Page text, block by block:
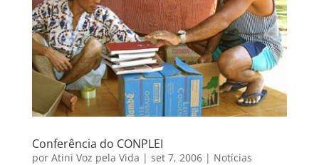
Conferência do CONPLEI
por Atini Voz pela Vida | set 7, 2006| Notícias